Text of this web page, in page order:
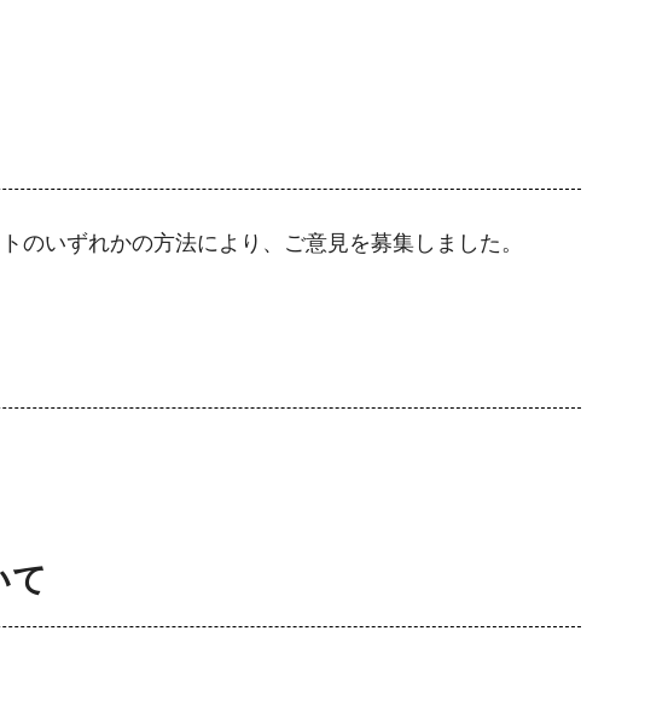
いずれかの方法により、ご意見を募集しました。
て